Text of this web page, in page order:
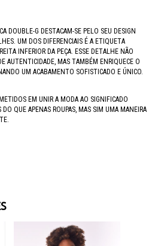
DOUBLE-G DESTACAM-SE PELO SEU DESIGN
UM DOS DIFERENCIAIS É A ETIQUETA
INFERIOR DA PEÇA. ESSE DETALHE NÃO
AUTENTICIDADE, MAS TAMBÉM ENRIQUECE O
UM ACABAMENTO SOFISTICADO E ÚNICO.
EM UNIR A MODA AO SIGNIFICADO
QUE APENAS ROUPAS, MAS SIM UMA MANEIRA